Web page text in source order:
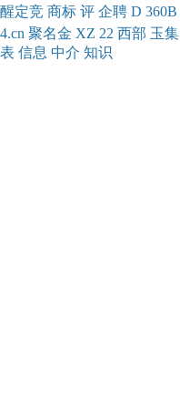
醒定竞 商标 评 企聘 D 360B
4.cn 聚名金 XZ 22 西部 玉集
表 信息 中介 知识